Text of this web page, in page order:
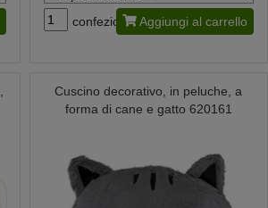
confezione Aggiungi al carrello
Cuscino decorativo, in peluche, a
forma di cane e gatto 620161